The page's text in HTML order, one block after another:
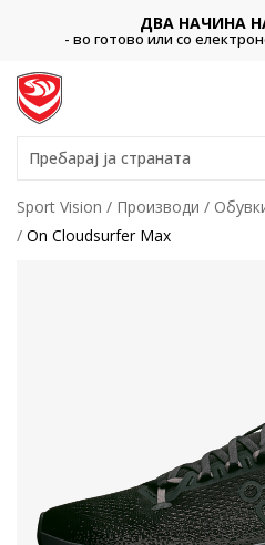
ДВА НАЧИНА
- во готово или со
Пребарај ја страната
Sport Vision Производи
On Cloudsurfer Max